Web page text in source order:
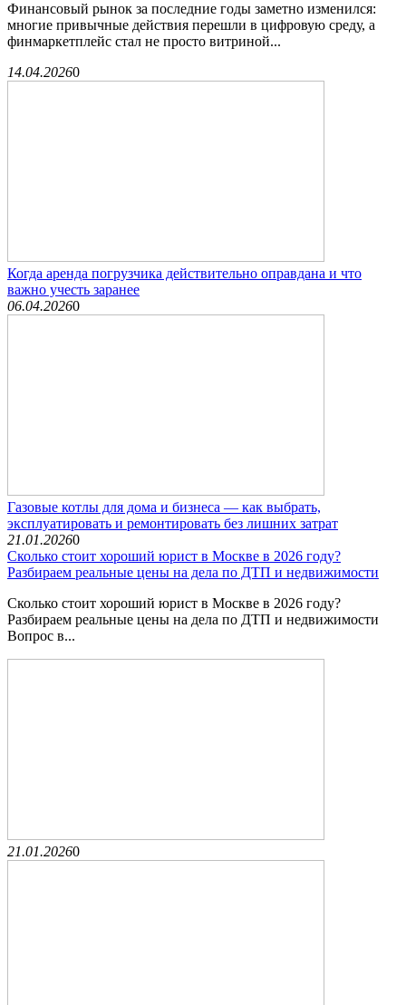
Финансовый рынок за последние годы заметно изменился:
многие привычные действия перешли в цифровую среду, а
финмаркетплейс стал не просто витриной...
14.04.20260
Когда аренда погрузчика действительно оправдана и что
важно учесть заранее
06.04.20260
Газовые котлы для дома и бизнеса — как выбрать,
эксплуатировать и ремонтировать без лишних затрат
21.01.20260
Сколько стоит хороший юрист в Москве в 2026 году?
Разбираем реальные цены на дела по ДТП и недвижимости
Сколько стоит хороший юрист в Москве в 2026 году?
Разбираем реальные цены на дела по ДТП и недвижимости
Вопрос в...
21.01.20260